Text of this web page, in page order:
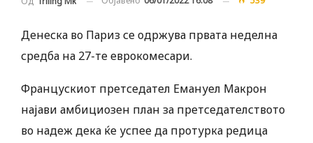
Денеска во Париз се одржува првата неделна
средба на 27-те еврокомесари.
Францускиот претседател Емануел Макрон
најави амбициозен план за претседателството
во надеж дека ќе успее да протурка редица